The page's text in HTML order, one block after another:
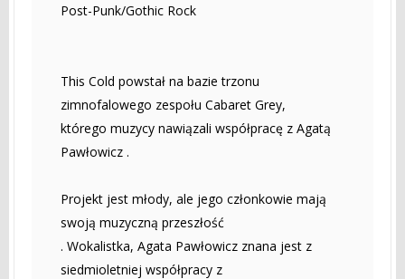
Post-Punk/Gothic Rock
This Cold powstał na bazie trzonu
zimnofalowego zespołu Cabaret Grey,
którego muzycy nawiązali współpracę z Agatą
Pawłowicz .
Projekt jest młody, ale jego członkowie mają
swoją muzyczną przeszłość
. Wokalistka, Agata Pawłowicz znana jest z
siedmioletniej współpracy z